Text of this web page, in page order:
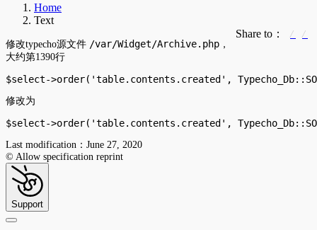
Home
Text
Share to：
修改typecho源文件 /var/Widget/Archive.php ，
大约第1390行
$select->order('table.contents.created',
修改为
$select->order('table.contents.created',
Last modification：June 27, 2020
© Allow specification reprint
Support